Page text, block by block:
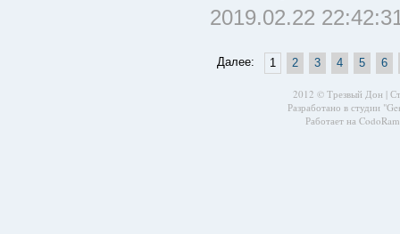
2019.02.22
Далее: 1 2 3 4 5 6
2012 © Трезвый Дон |
Разработано в студии
Работает на